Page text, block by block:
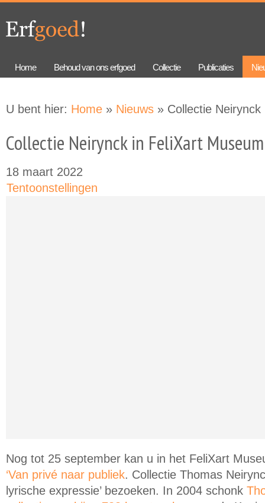
gaan
navigation
Home Behoud van ons erfgoed Collectie Publicaties
U bent hier: Home » Nieuws » Collectie
Collectie Neirynck in FeliXart Museum
18 maart 2022
Tentoonstellingen
Nog tot 25 september kan u in het FeliXart
‘Van privé naar publiek. Collectie Thomas
lyrische expressie’ bezoeken. In 2004 schonk